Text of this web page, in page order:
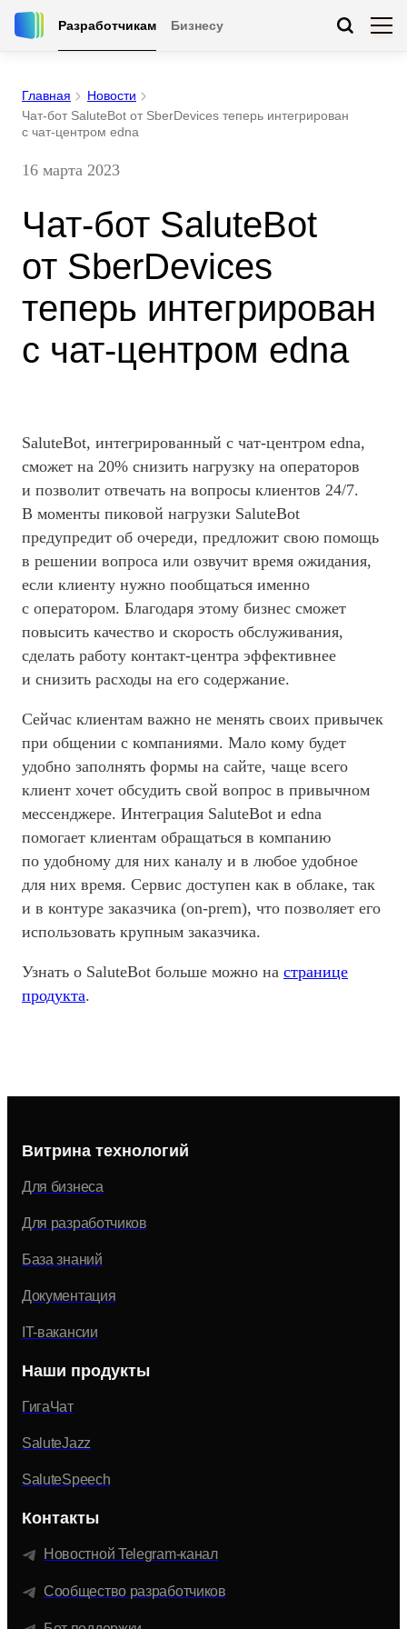
Разработчикам Бизнесу
Главная
Новости
Чат-бот SaluteBot от SberDevices теперь интегрирован
с чат‑центром edna
16 марта 2023
Чат-бот SaluteBot
от SberDevices
теперь интегрирован
с чат‑центром edna
SaluteBot, интегрированный с чат-центром edna,
сможет на 20% снизить нагрузку на операторов
и позволит отвечать на вопросы клиентов 24/7.
В моменты пиковой нагрузки SaluteBot
предупредит об очереди, предложит свою помощь
в решении вопроса или озвучит время ожидания,
если клиенту нужно пообщаться именно
с оператором. Благодаря этому бизнес сможет
повысить качество и скорость обслуживания,
сделать работу контакт-центра эффективнее
и снизить расходы на его содержание.
Сейчас клиентам важно не менять своих привычек
при общении с компаниями. Мало кому будет
удобно заполнять формы на сайте, чаще всего
клиент хочет обсудить свой вопрос в привычном
мессенджере. Интеграция SaluteBot и edna
помогает клиентам обращаться в компанию
по удобному для них каналу и в любое удобное
для них время. Сервис доступен как в облаке, так
и в контуре заказчика (on-prem), что позволяет его
использовать крупным заказчика.
Узнать о SaluteBot больше можно на странице
продукта.
Витрина технологий
Для бизнеса
Для разработчиков
База знаний
Документация
IT-вакансии
Наши продукты
ГигаЧат
SaluteJazz
SaluteSpeech
Контакты
Новостной Telegram-канал
Сообщество разработчиков